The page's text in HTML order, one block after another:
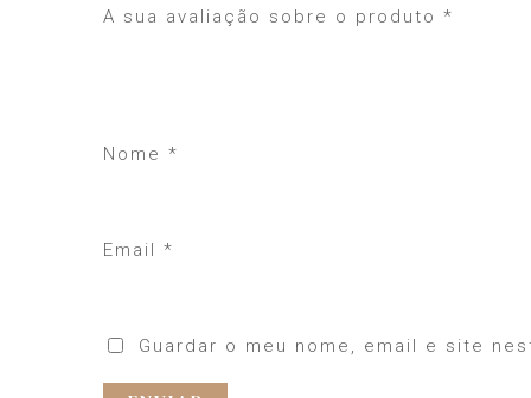
A sua avaliação sobre o produto *
Nome *
Email *
Guardar o meu nome, email e site